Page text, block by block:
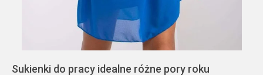
Sukienki do pracy idealne różne pory roku